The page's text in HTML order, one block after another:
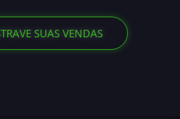
SUAS VENDAS